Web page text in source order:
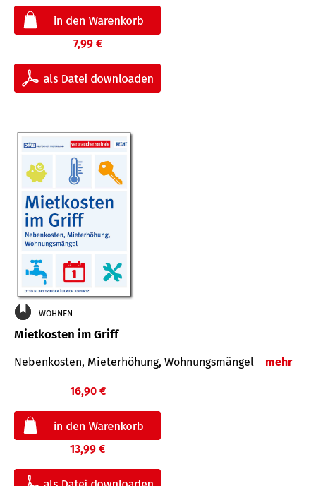
7,99 €
WOHNEN
Mietkosten im Griff
Nebenkosten, Mieterhöhung, Wohnungsmängel mehr
16,90 €
13,99 €